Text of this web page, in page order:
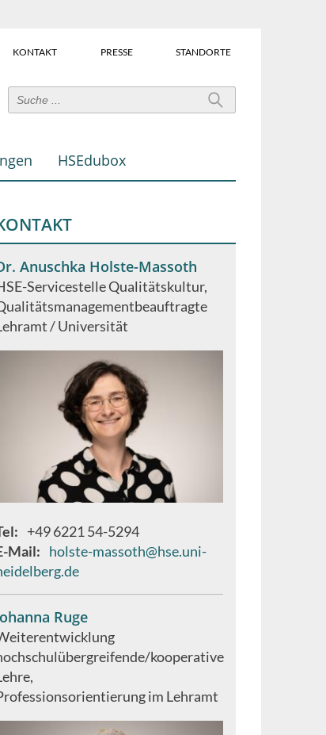
User-
(Über
Suchfeld)
KONTAKT PRESSE STANDORTE
HSEdubox
Anuschka Holste-Massoth
Servicestelle Qualitätskultur
/ Universität
+49 6221 54-5294
Mail
holste-massoth@hse.uni-
Ruge
kooperative
im Lehramt